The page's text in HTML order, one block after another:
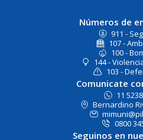
Números de
911 -
107 -
100 -
144 -
103 -
Comunicate
11
Bernardino
0800
Seguinos en